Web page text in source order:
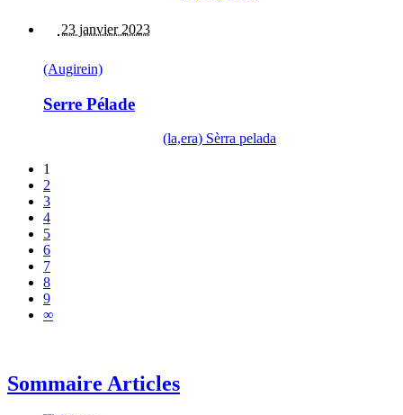
23 janvier 2023
(Augirein)
Serre Pélade
(la,era) Sèrra pelada
1
2
3
4
5
6
7
8
9
∞
Sommaire Articles